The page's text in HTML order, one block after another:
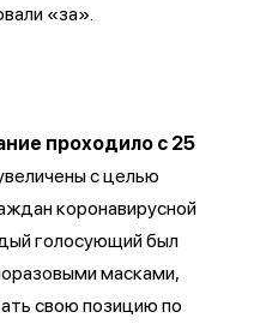
«за».
проходило с 25
с целью
коронавирусной
голосующий был
масками,
свою позицию по